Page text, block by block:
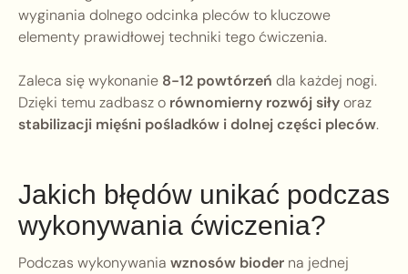
wyginania dolnego odcinka pleców to kluczowe
elementy prawidłowej techniki tego ćwiczenia.
Zaleca się wykonanie 8-12 powtórzeń dla każdej nogi.
Dzięki temu zadbasz o równomierny rozwój siłyoraz
stabilizacji mięśni pośladków i dolnej części pleców.
Jakich błędów unikać podczas
wykonywania ćwiczenia?
Podczas wykonywania wznosów bioder na jednej